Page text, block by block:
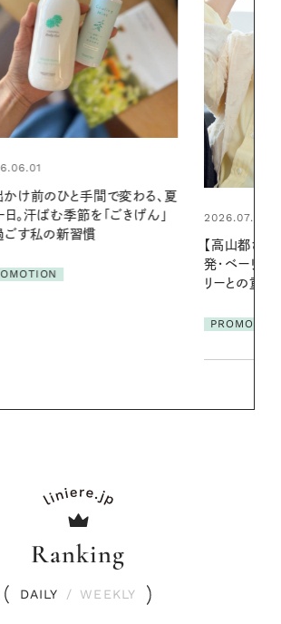
との重ねづけも素敵な大人の
2026.07.24
る【大人気の
Ranking
DAILY / WEEKLY